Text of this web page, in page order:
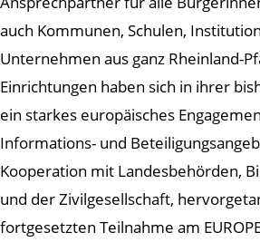
auch Kommunen, Schulen,
Unternehmen aus ganz Rheinland-
Einrichtungen haben sich in ihrer
ein starkes europäisches
Informations- und
Kooperation mit Landesbehörden,
und der Zivilgesellschaft,
fortgesetzten Teilnahme am